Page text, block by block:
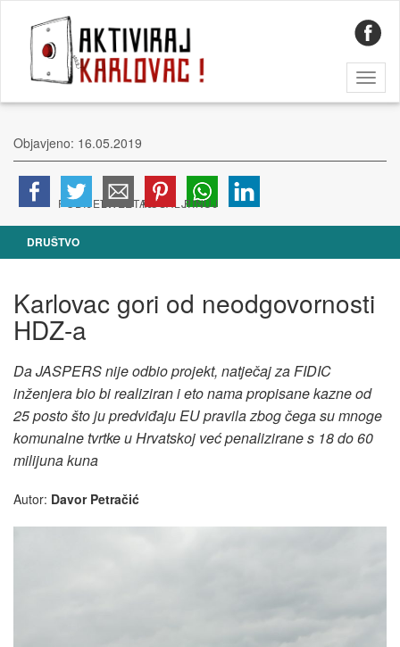
Objavjeno: 16.05.2019
DRUŠTVO
Karlovac gori od neodgovornosti
HDZ-a
Da JASPERS nije odbio projekt, natječaj za FIDIC
inženjera bio bi realiziran i eto nama propisane kazne od
25 posto što ju predviđaju EU pravila zbog čega su mnoge
komunalne tvrtke u Hrvatskoj već penalizirane s 18 do 60
milijuna kuna
Autor: Davor Petračić